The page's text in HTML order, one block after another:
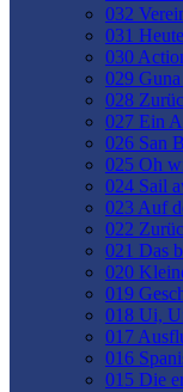
032
031
030
029 Guna
028
027 Ein
026 San
025 Oh
024 Sail
023 Auf
022
021 Das
020
019
018 Ui,
017
016
015 Die